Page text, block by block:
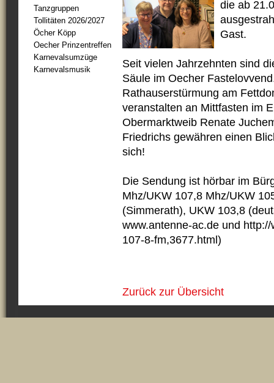
Tanzgruppen
Tollitäten 2026/2027
Öcher Köpp
Oecher Prinzentreffen
Karnevalsumzüge
Karnevalsmusik
die ab
Gast.
Seit vielen Jahrzehnten sind
Säule im Oecher
Rathauserstürmung am
veranstalten an Mittfasten im
Obermarktweib Renate
Friedrichs gewähren einen
sich!
Die Sendung ist hörbar im
Mhz/UKW 107,8 Mhz/UKW
(Simmerath), UKW 103,8
www.antenne-ac.de und
107-8-fm,3677.html)
Zurück zur Übersicht